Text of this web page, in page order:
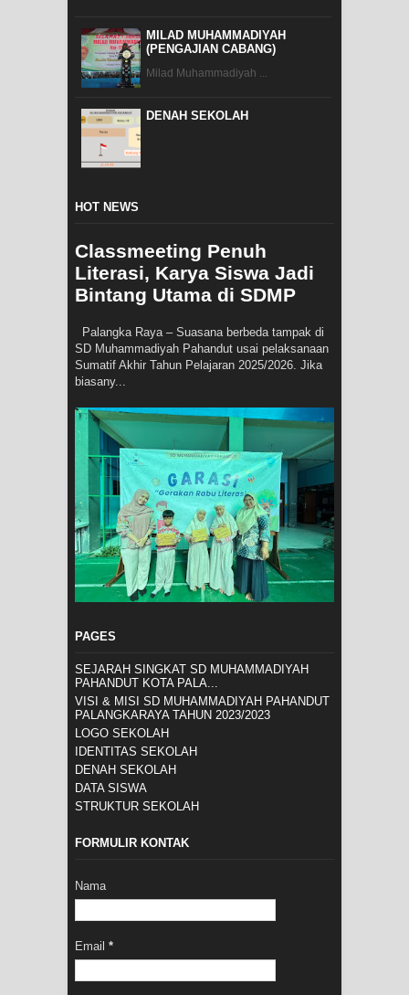
MILAD MUHAMMADIYAH
(PENGAJIAN CABANG)
Milad Muhammadiyah ...
DENAH SEKOLAH
HOT NEWS
Classmeeting Penuh
Literasi, Karya Siswa Jadi
Bintang Utama di SDMP
Palangka Raya – Suasana berbeda tampak di
SD Muhammadiyah Pahandut usai pelaksanaan
Sumatif Akhir Tahun Pelajaran 2025/2026. Jika
biasany...
PAGES
SEJARAH SINGKAT SD MUHAMMADIYAH
PAHANDUT KOTA PALA...
VISI & MISI SD MUHAMMADIYAH PAHANDUT
PALANGKARAYA TAHUN 2023/2023
LOGO SEKOLAH
IDENTITAS SEKOLAH
DENAH SEKOLAH
DATA SISWA
STRUKTUR SEKOLAH
FORMULIR KONTAK
Nama
Email *